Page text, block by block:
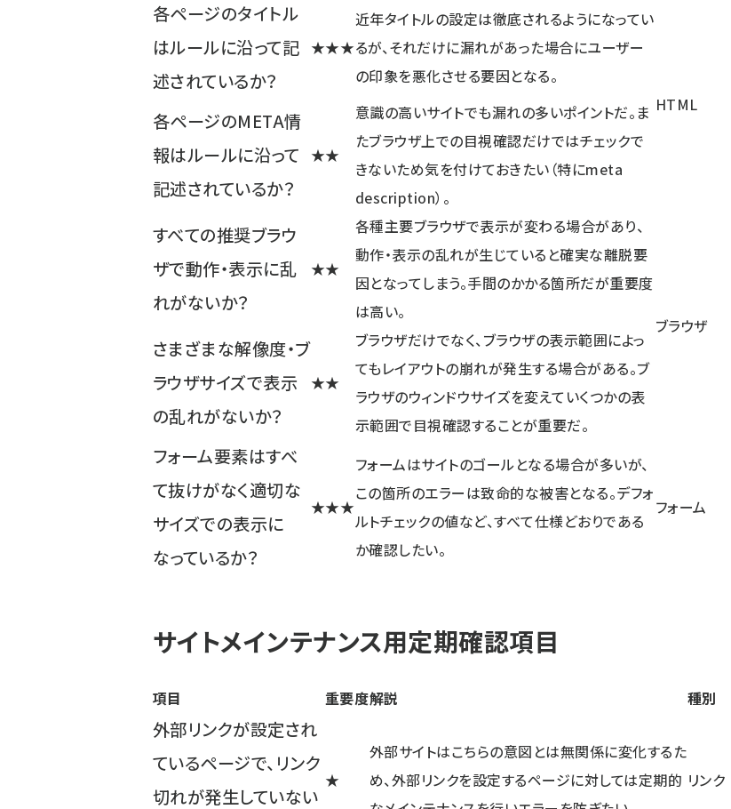
各ページのタイトル
はルールに沿って記
述されているか？
★★★
近年タイトルの設定は徹底されるようになってい
るが、それだけに漏れがあった場合にユーザー
の印象を悪化させる要因となる。
HTML
各ページのMETA情
報はルールに沿って
記述されているか？
★★
意識の高いサイトでも漏れの多いポイントだ。ま
たブラウザ上での目視確認だけではチェックで
きないため気を付けておきたい（特にmeta
description）。
すべての推奨ブラウ
ザで動作・表示に乱
れがないか？
★★
各種主要ブラウザで表示が変わる場合があり、
動作・表示の乱れが生じていると確実な離脱要
因となってしまう。手間のかかる箇所だが重要度
は高い。
ブラウザ
さまざまな解像度・ブ
ラウザサイズで表示
の乱れがないか？
★★
ブラウザだけでなく、ブラウザの表示範囲によっ
てもレイアウトの崩れが発生する場合がある。ブ
ラウザのウィンドウサイズを変えていくつかの表
示範囲で目視確認することが重要だ。
フォーム要素はすべ
て抜けがなく適切な
サイズでの表示に
なっているか？
★★★
フォームはサイトのゴールとなる場合が多いが、
この箇所のエラーは致命的な被害となる。デフォ
ルトチェックの値など、すべて仕様どおりである
か確認したい。
フォーム
サイトメインテナンス用定期確認項目
項目 重要度解説 種別
外部リンクが設定され
ているページで、リンク
切れが発生していない
★
外部サイトはこちらの意図とは無関係に変化するた
め、外部リンクを設定するページに対しては定期的 リンク